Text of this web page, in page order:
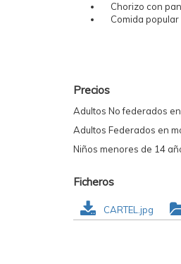
Chorizo con pan
Comida
Precios
Adultos No federados
Adultos Federados en
Niños menores de 14
Ficheros
CARTEL.jpg